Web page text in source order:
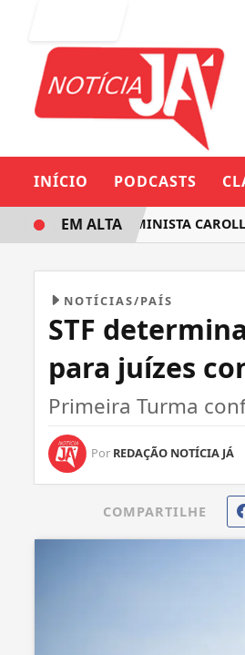
INÍCIO PODCASTS
DEPUTADA FEMINISTA
EM ALTA
NOTÍCIAS/PAÍS
STF
para juízes
Primeira Turma
Por REDAÇÃO NOTÍCIA JÁ
COMPARTILHE